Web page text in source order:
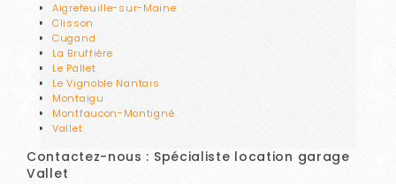
Aigrefeuille-sur-Maine
Clisson
Cugand
La Bruffière
Le Pallet
Le Vignoble Nantais
Montaigu
Montfaucon-Montigné
Vallet
Contactez-nous : Spécialiste location garage
Vallet